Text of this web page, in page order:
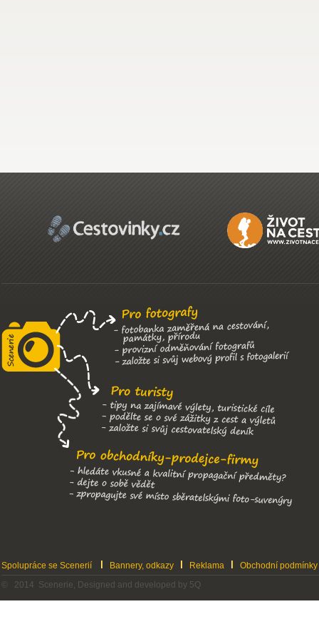
Spolupráce se Scenerií Bannery, odkazy Reklama
Obchodní podmínky
© 2014 Scenerie, Designed and developed by 5Q